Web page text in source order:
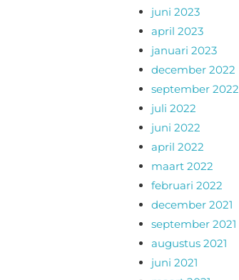
juni 2023
april 2023
januari 2023
december 2022
september 2022
juli 2022
juni 2022
april 2022
maart 2022
februari 2022
december 2021
september 2021
augustus 2021
juni 2021